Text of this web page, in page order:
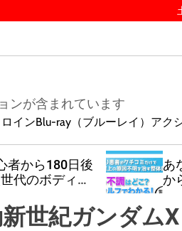
ンが含まれています
インBlu-ray（ブルーレイ） アク
者から180日後
代のボディー
あ
か
世紀ガンダムX